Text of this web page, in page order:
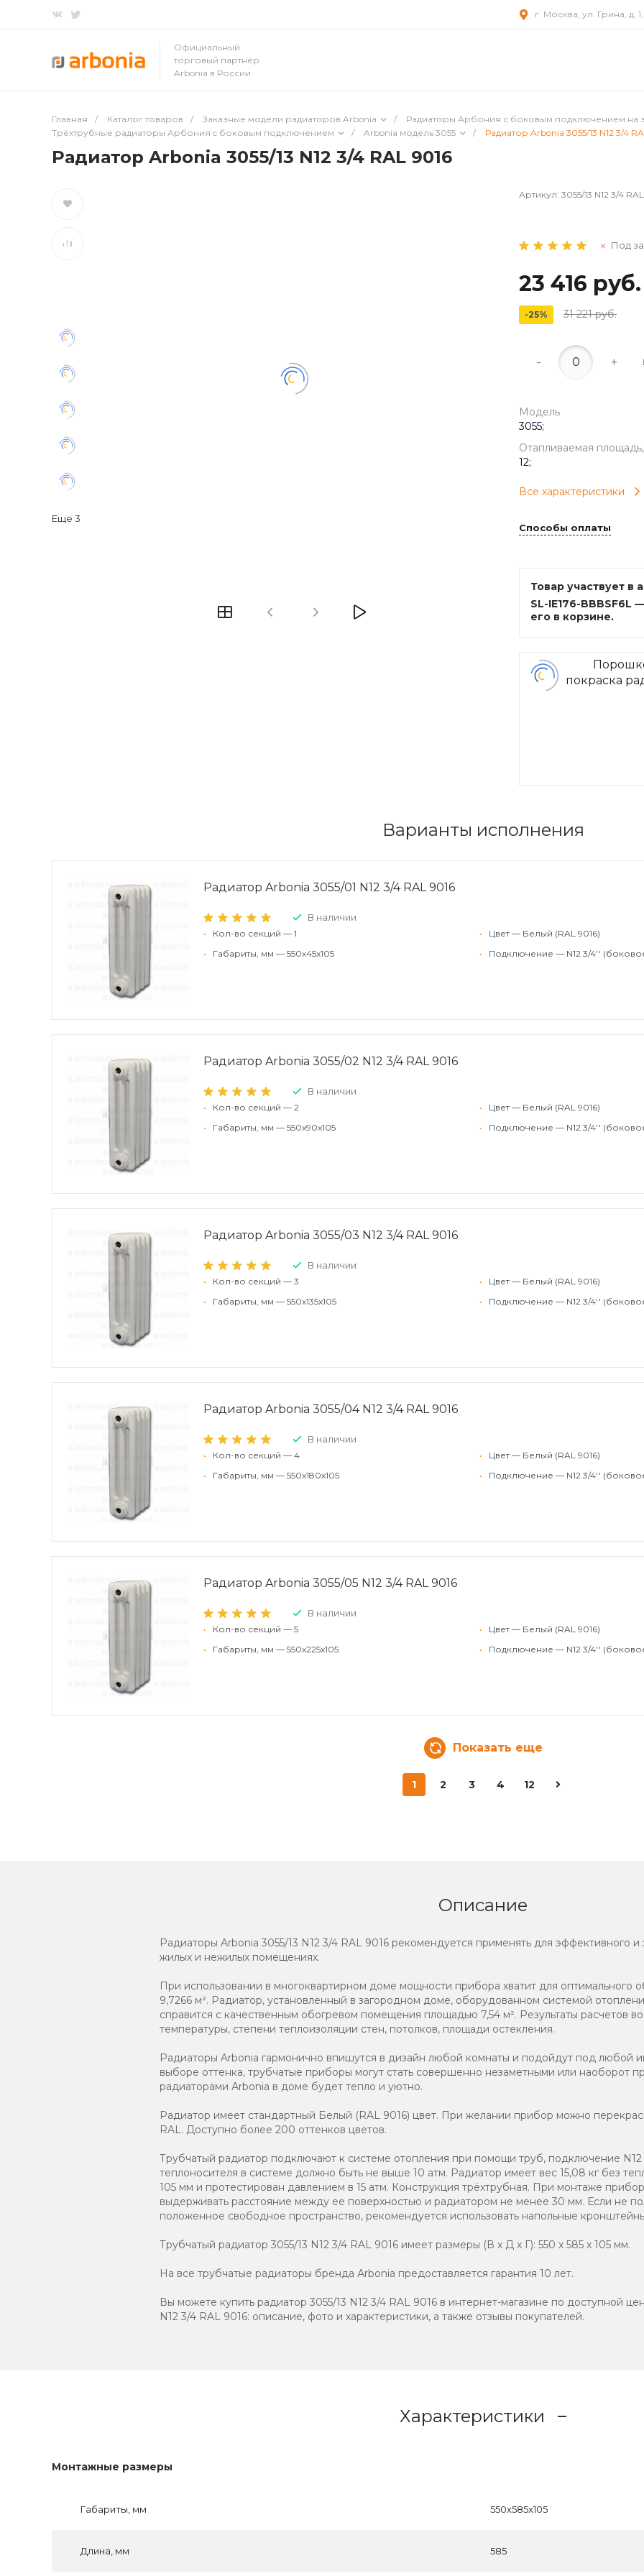
г. Москва, ул. Грина, д.
Официальный
торговый партнёр
Arbonia в России
Главная / Каталог товаров / Заказные модели радиаторов Arbonia / Радиаторы Арбония с боковым подключением на
Трёхтрубные радиаторы Арбония c боковым подключением
/ Arbonia модель 3055 / Радиатор Arbonia 3055/13 N12 3/4
Радиатор Arbonia 3055/13 N12 3/4 RAL 9016
Еще 3
Артикул: 3055/13 N12 3/4
Под
23 416 руб.
-25% 31 221 руб.
- +
Модель
3055;
Отапливаемая
12;
Все характеристики
Способы оплаты
Товар участвует в
SL-IE176-BBBSF6L
его в корзине.
покраска
Варианты исполнения
Радиатор Arbonia 3055/01 N12 3/4 RAL 9016
В наличии
•
Кол-во секций — 1
•
Габариты, мм — 550x45x105
•
Цвет — Белый (RAL 9016)
•
Подключение — N12 3/4''
Радиатор Arbonia 3055/02 N12 3/4 RAL 9016
В наличии
•
Кол-во секций — 2
•
Габариты, мм — 550x90x105
•
Цвет — Белый (RAL 9016)
•
Подключение — N12 3/4''
Радиатор Arbonia 3055/03 N12 3/4 RAL 9016
В наличии
•
Кол-во секций — 3
•
Габариты, мм — 550x135x105
•
Цвет — Белый (RAL 9016)
•
Подключение — N12 3/4''
Радиатор Arbonia 3055/04 N12 3/4 RAL 9016
В наличии
•
Кол-во секций — 4
•
Габариты, мм — 550x180x105
•
Цвет — Белый (RAL 9016)
•
Подключение — N12 3/4''
Радиатор Arbonia 3055/05 N12 3/4 RAL 9016
В наличии
•
Кол-во секций — 5
•
Габариты, мм — 550x225x105
•
Цвет — Белый (RAL 9016)
•
Подключение — N12 3/4''
Показать еще
1 2 3 4 12
Описание
Радиаторы Arbonia 3055/13 N12 3/4 RAL 9016 рекомендуется применять для эффективного
жилых и нежилых помещениях.
При использовании в многоквартирном доме мощности прибора хватит для оптимального
9,7266 м². Радиатор, установленный в загородном доме, оборудованном системой
справится с качественным обогревом помещения площадью 7,54 м². Результаты расчетов
температуры, степени теплоизоляции стен, потолков, площади остекления.
Радиаторы Arbonia гармонично впишутся в дизайн любой комнаты и подойдут под любой
выборе оттенка, трубчатые приборы могут стать совершенно незаметными или наоборот
радиаторами Аrbonia в доме будет тепло и уютно.
Радиатор имеет стандартный Белый (RAL 9016) цвет. При желании прибор можно
RAL. Доступно более 200 оттенков цветов.
Трубчатый радиатор подключают к системе отопления при помощи труб, подключение
теплоносителя в системе должно быть не выше 10 атм. Радиатор имеет вес 15,08 кг без
105 мм и протестирован давлением в 15 атм. Конструкция трёхтрубная. При монтаже
выдерживать расстояние между ее поверхностью и радиатором не менее 30 мм. Если не
положенное свободное пространство, рекомендуется использовать напольные
Трубчатый радиатор 3055/13 N12 3/4 RAL 9016 имеет размеры (В x Д x Г): 550 x 585 x 105 мм.
На все трубчатые радиаторы бренда Аrbonia предоставляется гарантия 10 лет.
Вы можете купить радиатор 3055/13 N12 3/4 RAL 9016 в интернет-магазине по доступной
N12 3/4 RAL 9016: описание, фото и характеристики, а также отзывы покупателей.
Характеристики
Монтажные размеры
Габариты, мм 550x585x105
Длина, мм 585